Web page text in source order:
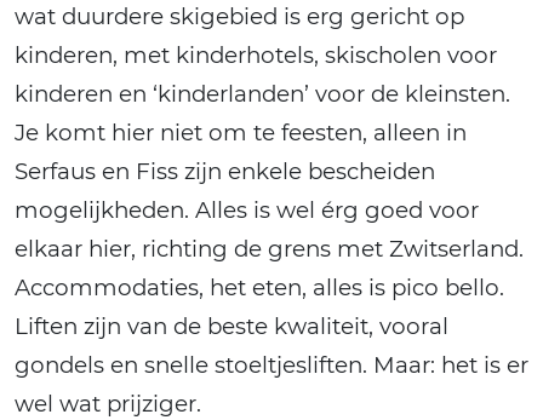
wat duurdere skigebied is erg gericht op
kinderen, met kinderhotels, skischolen voor
kinderen en ‘kinderlanden’ voor de kleinsten.
Je komt hier niet om te feesten, alleen in
Serfaus en Fiss zijn enkele bescheiden
mogelijkheden. Alles is wel érg goed voor
elkaar hier, richting de grens met Zwitserland.
Accommodaties, het eten, alles is pico bello.
Liften zijn van de beste kwaliteit, vooral
gondels en snelle stoeltjesliften. Maar: het is er
wel wat prijziger.